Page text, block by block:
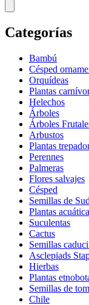
Categorías
Bambú
Césped
Orquídeas
Plantas
Helechos
Árboles
Árboles
Arbustos
Plantas
Perennes
Palmeras
Flores salvajes
Césped
Semillas de
Plantas
Suculentas
Cactus
Semillas
Asclepiads
Hierbas
Plantas
Semillas de
Chile